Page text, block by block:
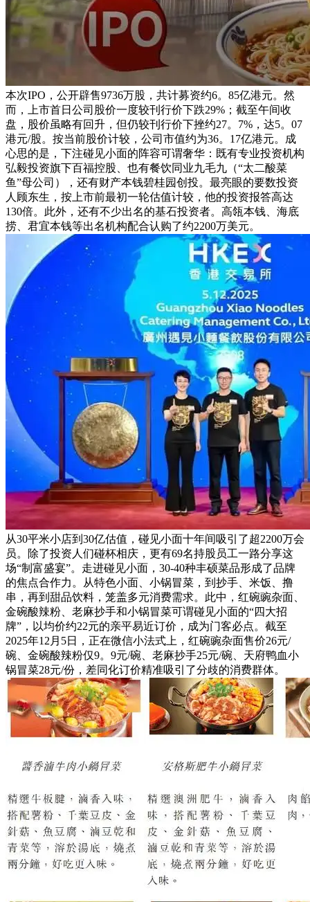
本次IPO，公开辟售9736万股，共计募资约6。85亿港元。然
而，上市首日公司股价一度较刊行价下跌29%；截至午间收
盘，股价虽略有回升，但仍较刊行价下挫约27。7%，达5。07
港元/股。按当前股价计较，公司市值约为36。17亿港元。成
心思的是，下注碰见小面的阵容可谓奢华：既有专业投资机构
弘毅投资旗下百福控股、也有餐饮同业九毛九（“太二酸菜
鱼”母公司），还有财产本钱碧桂园创投。最亮眼的要数投资
人顾东生，按上市前最初一轮估值计较，他的投资报答高达
130倍。此外，还有不少出名的基石投资者。高瓴本钱、海底
捞、君宜本钱等出名机构配合认购了约2200万美元。
从30平米小店到30亿估值，碰见小面十年间吸引了超2200万会
员。除了投资人们碰杯相庆，更有69名持股员工一路分享这
场“制富盛宴”。走进碰见小面，30-40种丰硕菜品形成了品牌
的焦点合作力。从特色小面、小锅冒菜，到抄手、米饭、撸
串，再到甜品饮料，笼盖多元消费需求。此中，红碗豌杂面、
金碗酸辣粉、老麻抄手和小锅冒菜可谓碰见小面的“四大招
牌”，以均价约22元的亲平易近订价，成为门客必点。截至
2025年12月5日，正在微信小法式上，红碗豌杂面售价26元/
碗、金碗酸辣粉仅9。9元/碗、老麻抄手25元/碗、天府鸭血小
锅冒菜28元/份，差同化订价精准吸引了分歧的消费群体。